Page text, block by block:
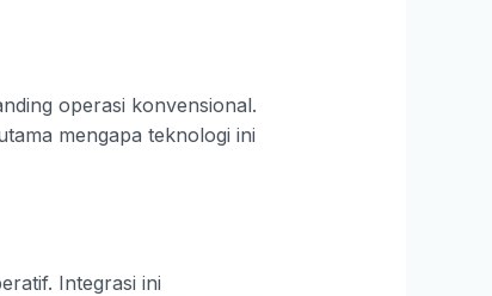
operasi konvensional.
mengapa teknologi ini
Integrasi ini